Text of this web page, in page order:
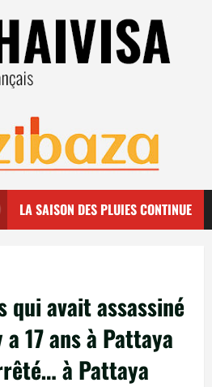
LA SAISON DES PLUIES CONTINUE
qui avait assassiné
17 ans à Pattaya
à Pattaya